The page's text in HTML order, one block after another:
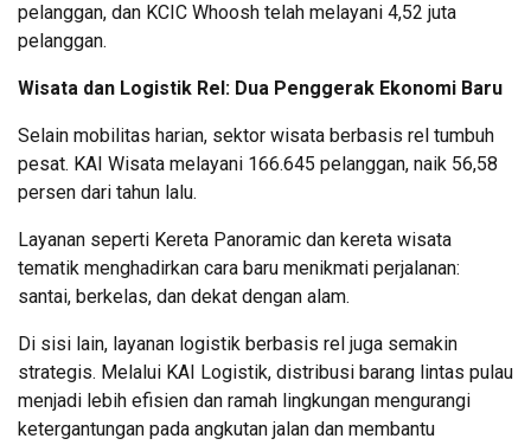
pelanggan, dan KCIC Whoosh telah melayani 4,52 juta
pelanggan.
Wisata dan Logistik Rel: Dua Penggerak Ekonomi Baru
Selain mobilitas harian, sektor wisata berbasis rel tumbuh
pesat. KAI Wisata melayani 166.645 pelanggan, naik 56,58
persen dari tahun lalu.
Layanan seperti Kereta Panoramic dan kereta wisata
tematik menghadirkan cara baru menikmati perjalanan:
santai, berkelas, dan dekat dengan alam.
Di sisi lain, layanan logistik berbasis rel juga semakin
strategis. Melalui KAI Logistik, distribusi barang lintas pulau
menjadi lebih efisien dan ramah lingkungan mengurangi
ketergantungan pada angkutan jalan dan membantu